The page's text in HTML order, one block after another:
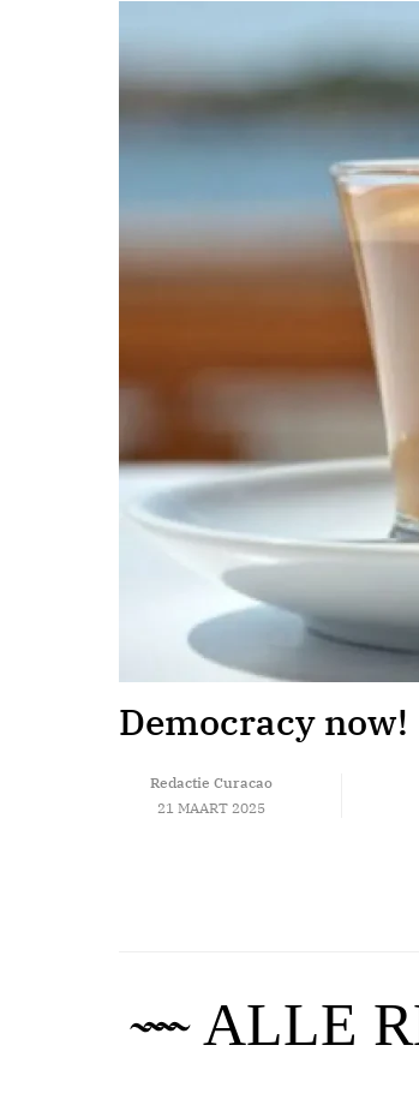
Democracy
Redactie Curacao
21 MAART 2025
Democracy now!
Redactie Curacao
20 MAART 2025
ALLE